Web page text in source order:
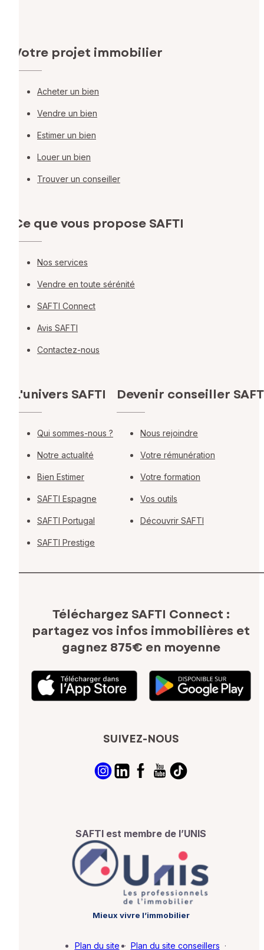
Votre projet immobilier
Acheter un bien
Vendre un bien
Estimer un bien
Louer un bien
Trouver un conseiller
Ce que vous propose SAFTI
Nos services
Vendre en toute sérénité
SAFTI Connect
Avis SAFTI
Contactez-nous
L'univers SAFTI
Qui sommes-nous ?
Notre actualité
Bien Estimer
SAFTI Espagne
SAFTI Portugal
SAFTI Prestige
Devenir conseiller
Nous rejoindre
Votre rémunération
Votre formation
Vos outils
Découvrir SAFTI
Téléchargez SAFTI Connect :
partagez vos infos immobilières et
gagnez 875€ en moyenne
SUIVEZ-NOUS
SAFTI est membre de l’UNIS
Mieux vivre l’immobilier
Plan du site · Plan du site conseillers ·